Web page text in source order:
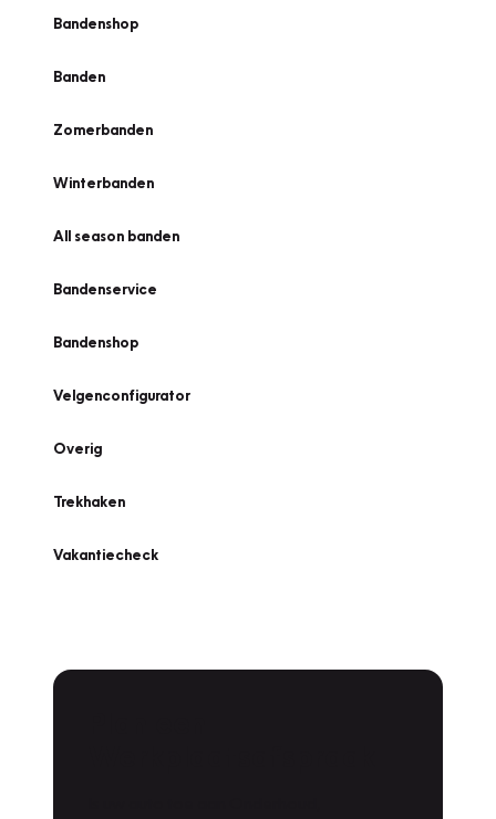
Bandenshop
Banden
Zomerbanden
Winterbanden
All season banden
Bandenservice
Bandenshop
Velgenconfigurator
Overig
Trekhaken
Vakantiecheck